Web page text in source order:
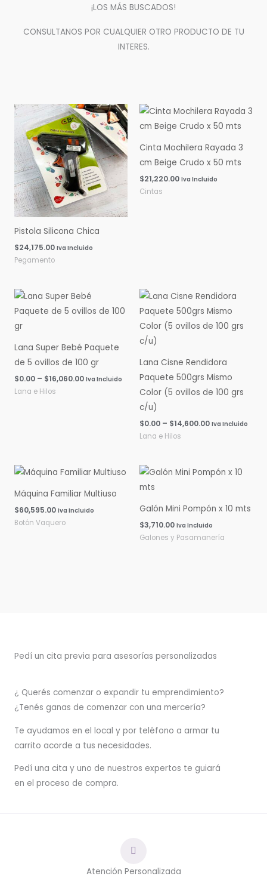
¡LOS MÁS BUSCADOS!
CONSULTANOS POR CUALQUIER OTRO PRODUCTO DE TU
INTERES.
Pistola Silicona Chica
$24,175.00 Iva Incluido
Pegamento
Cinta Mochilera Rayada 3
cm Beige Crudo x 50 mts
$21,220.00 Iva Incluido
Cintas
Lana Super Bebé Paquete
de 5 ovillos de 100 gr
$0.00 – $16,060.00
Rango
de
precios:
$16,060.00
Iva Incluido
Lana e Hilos
Lana Cisne Rendidora
Paquete 500grs Mismo
Color (5 ovillos de 100 grs
c/u)
$0.00 – $14,600.00
Rango
de
precios:
desde
$0.00
Iva Incluido
Lana e Hilos
Máquina Familiar Multiuso
$60,595.00 Iva Incluido
Botón Vaquero
Galón Mini Pompón x 10 mts
$3,710.00 Iva Incluido
Galones y Pasamanería
Pedí un cita previa para asesorías personalizadas
¿ Querés comenzar o expandir tu emprendimiento?
¿Tenés ganas de comenzar con una mercería?
Te ayudamos en el local y por teléfono a armar tu
carrito acorde a tus necesidades.
Pedí una cita y uno de nuestros expertos te guiará
en el proceso de compra.
Atención Personalizada